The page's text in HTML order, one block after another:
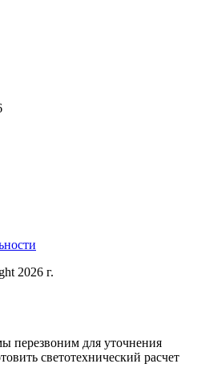
2026 г.
перезвоним для уточнения
светотехнический расчет